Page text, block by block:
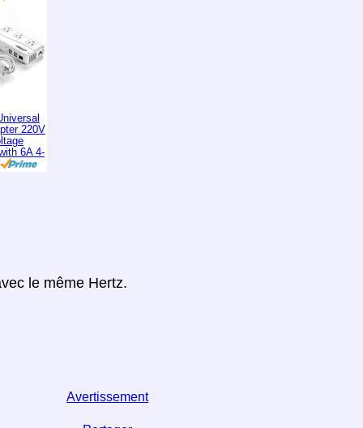
220V
6A 4-
le même Hertz.
Avertissement